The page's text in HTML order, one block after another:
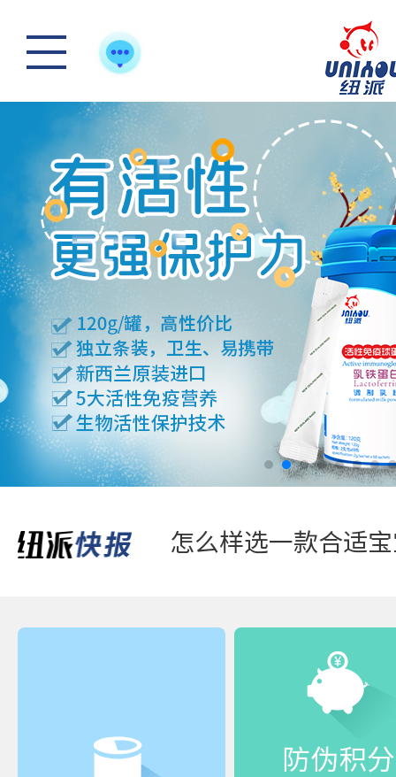
踏青游玩-好体质，
怎么样选一款合适
快来“静一静”，
防伪积分